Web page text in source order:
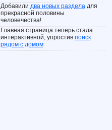
Добавили два новых разделадля
прекрасной половины
человечества!
Главная страница теперь стала
интерактивной, упростив поиск
рядом с домом